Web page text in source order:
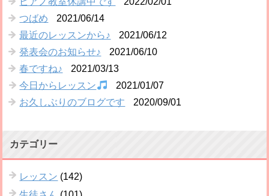
つばめ
2021/06/14
最近のレッスンから♪
2021/06/12
発表会のお知らせ♪
2021/06/10
春ですね♪
2021/03/13
今日からレッスン
2021/01/07
お久しぶりのブログです
2020/09/01
カテゴリー
レッスン (142)